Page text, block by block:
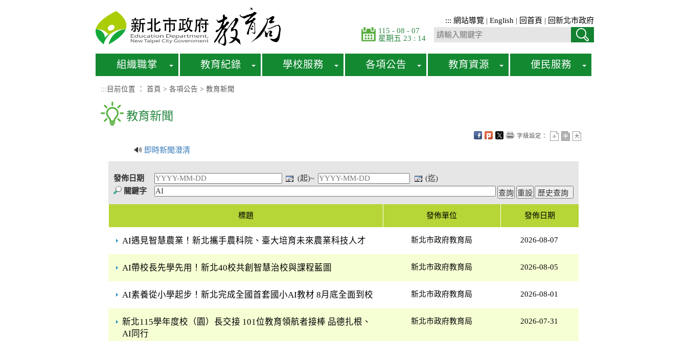
::: 網站導覽 | English | 回首頁 | 回新北市政府
115 - 08 - 07
星期五 23 : 14
組織職掌 教育紀錄 學校服務 各項公告 教育資源 便民服務
::: 目前位置 ： 首頁 > 各項公告 > 教育新聞
教育新聞
字級設定：
🔊 即時新聞澄清
發佈日期 (起)~
(迄)
關鍵字
標題 發佈單位 發佈日期
AI遇見智慧農業！新北攜手農科院、臺大培育未來農業科技人才 新北市政府教育局 2026-08-07
AI帶校長先學先用！新北40校共創智慧治校與課程藍圖 新北市政府教育局 2026-08-05
AI素養從小學起步！新北完成全國首套國小AI教材 8月底全面到校 新北市政府教育局 2026-08-01
新北115學年度校（園）長交接 101位教育領航者接棒 品德扎根、
AI同行
新北市政府教育局 2026-07-31